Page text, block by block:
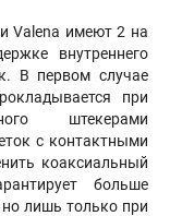
Valena имеют 2 на
внутреннего
В первом случае
при
штекерами
с контактными
коаксиальный
больше
лишь только при